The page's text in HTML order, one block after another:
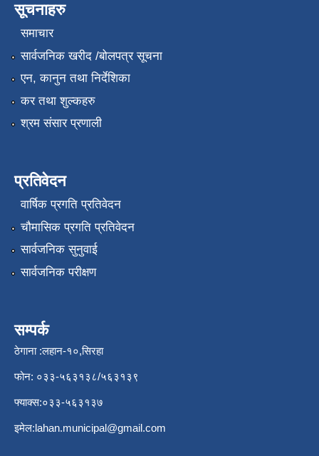
सूचनाहरु
समाचार
सार्वजनिक खरीद /बोलपत्र सूचना
एन, कानुन तथा निर्देशिका
कर तथा शुल्कहरु
श्रम संसार प्रणाली
प्रतिवेदन
वार्षिक प्रगति प्रतिवेदन
चौमासिक प्रगति प्रतिवेदन
सार्वजनिक सुनुवाई
सार्वजनिक परीक्षण
सम्पर्क
ठेगाना :लहान-१०,सिरहा
फोन: ०३३-५६३१३८/५६३१३९
फ्याक्स:०३३-५६३१३७
इमेल:lahan.municipal@gmail.com